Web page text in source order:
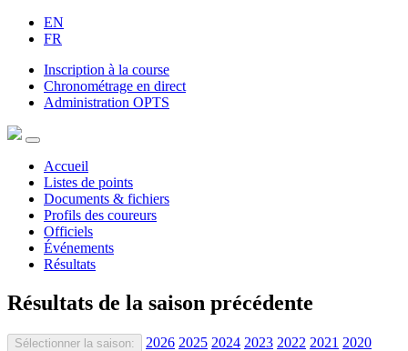
EN
FR
Inscription à la course
Chronométrage en direct
Administration OPTS
Accueil
Listes de points
Documents & fichiers
Profils des coureurs
Officiels
Événements
Résultats
Résultats de la saison précédente
Sélectionner la saison: 2026 2025 2024 2023 2022 2021 2020